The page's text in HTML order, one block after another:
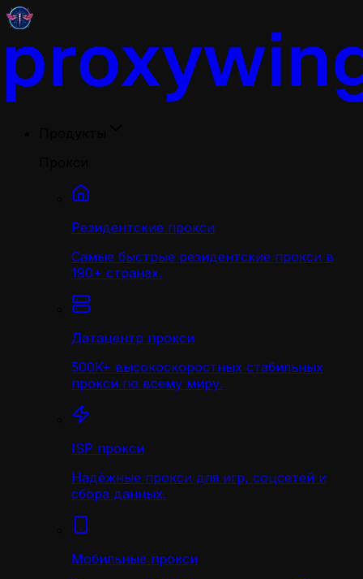
Резидентские прокси
Самые быстрые резидентские прокси в
190+ странах.
Датацентр прокси
500K+ высокоскоростных стабильных
прокси по всему миру.
ISP прокси
Надёжные прокси для игр, соцсетей и
сбора данных.
Мобильные прокси